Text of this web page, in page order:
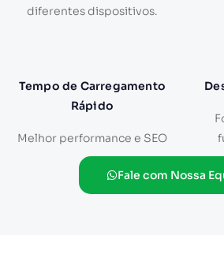
diferentes dispositivos.
Tempo de Carregamento
Rápido
Melhor performance e SEO
Fale com Nossa